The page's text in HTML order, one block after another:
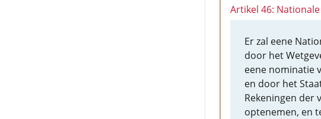
Artikel 46:
Er zal eene
door het
eene nominatie
en door het
Rekeningen der
optenemen, en